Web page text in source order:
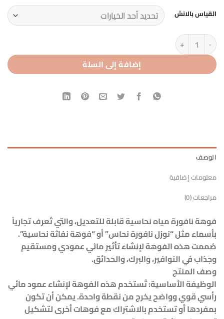
من القياس بالانش
كمية نزل مسبح نحاس
إضافة إلى السلة
الوصف
معلومات إضافية
مراجعات (0)
فوهة نافورة مياه نحاسية قابلة للتعديل، والتي تُعرف تجارياً
بأسماء مثل “نوزل نافورة نحاس” أو “فوهة نفاثة نحاسية”.
صُممت هذه الفوهة لإنشاء تأثير مائي عمودي ومستقيم
وجذاب في النوافير، والبرك، والحدائق.
وصف المنتج
الوظيفة الأساسية: تُستخدم هذه الفوهة لإنشاء عمود مائي
رأسي قوي وواضح يخرج من نقطة واحدة. يمكن أن تكون
بمفردها أو تستخدم بالاشتراك مع فوهات أخرى لتشكيل